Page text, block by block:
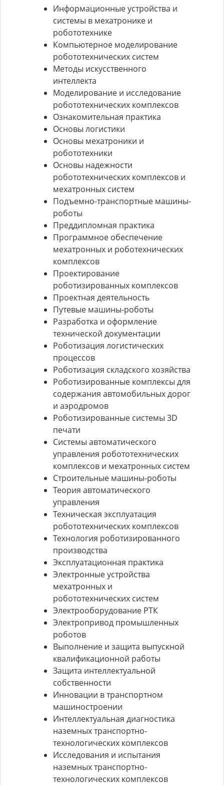
Информационные устройства и
системы в мехатронике и
робототехнике
Компьютерное моделирование
робототехнических систем
Методы искусственного
интеллекта
Моделирование и исследование
робототехнических комплексов
Ознакомительная практика
Основы логистики
Основы мехатроники и
робототехники
Основы надежности
робототехнических комплексов и
мехатронных систем
Подъемно-транспортные машины-
роботы
Преддипломная практика
Программное обеспечение
мехатронных и роботехнических
комплексов
Проектирование
роботизированных комплексов
Проектная деятельность
Путевые машины-роботы
Разработка и оформление
технической документации
Роботизация логистических
процессов
Роботизация складского хозяйства
Роботизированные комплексы для
содержания автомобильных дорог
и аэродромов
Роботизированные системы 3D
печати
Системы автоматического
управления робототехнических
комплексов и мехатронных систем
Строительные машины-роботы
Теория автоматического
управления
Техническая эксплуатация
робототехнических комплексов
Технология роботизированного
производства
Эксплуатационная практика
Электронные устройства
мехатронных и
робототехнических систем
Электрооборудование РТК
Электропривод промышленных
роботов
Выполнение и защита выпускной
квалификационной работы
Защита интеллектуальной
собственности
Инновации в транспортном
машиностроении
Интеллектуальная диагностика
наземных транспортно-
технологических комплексов
Исследования и испытания
наземных транспортно-
технологических комплексов